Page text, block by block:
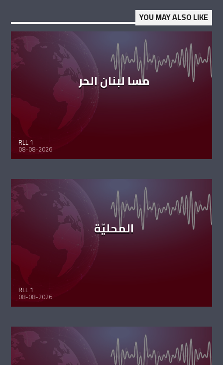
YOU MAY ALSO LIKE
مسا لبنان الحر
RLL 1
08-08-2026
المحليّة
RLL 1
08-08-2026